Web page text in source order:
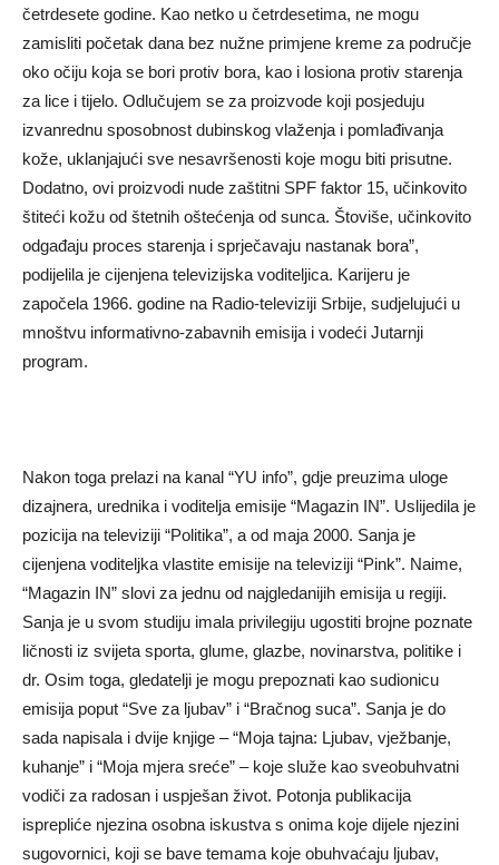
četrdesete godine. Kao netko u četrdesetima, ne mogu
zamisliti početak dana bez nužne primjene kreme za područje
oko očiju koja se bori protiv bora, kao i losiona protiv starenja
za lice i tijelo. Odlučujem se za proizvode koji posjeduju
izvanrednu sposobnost dubinskog vlaženja i pomlađivanja
kože, uklanjajući sve nesavršenosti koje mogu biti prisutne.
Dodatno, ovi proizvodi nude zaštitni SPF faktor 15, učinkovito
štiteći kožu od štetnih oštećenja od sunca. Štoviše, učinkovito
odgađaju proces starenja i sprječavaju nastanak bora”,
podijelila je cijenjena televizijska voditeljica. Karijeru je
započela 1966. godine na Radio-televiziji Srbije, sudjelujući u
mnoštvu informativno-zabavnih emisija i vodeći Jutarnji
program.
Nakon toga prelazi na kanal “YU info”, gdje preuzima uloge
dizajnera, urednika i voditelja emisije “Magazin IN”. Uslijedila je
pozicija na televiziji “Politika”, a od maja 2000. Sanja je
cijenjena voditeljka vlastite emisije na televiziji “Pink”. Naime,
“Magazin IN” slovi za jednu od najgledanijih emisija u regiji.
Sanja je u svom studiju imala privilegiju ugostiti brojne poznate
ličnosti iz svijeta sporta, glume, glazbe, novinarstva, politike i
dr. Osim toga, gledatelji je mogu prepoznati kao sudionicu
emisija poput “Sve za ljubav” i “Bračnog suca”. Sanja je do
sada napisala i dvije knjige – “Moja tajna: Ljubav, vježbanje,
kuhanje” i “Moja mjera sreće” – koje služe kao sveobuhvatni
vodiči za radosan i uspješan život. Potonja publikacija
isprepliće njezina osobna iskustva s onima koje dijele njezini
sugovornici, koji se bave temama koje obuhvaćaju ljubav,